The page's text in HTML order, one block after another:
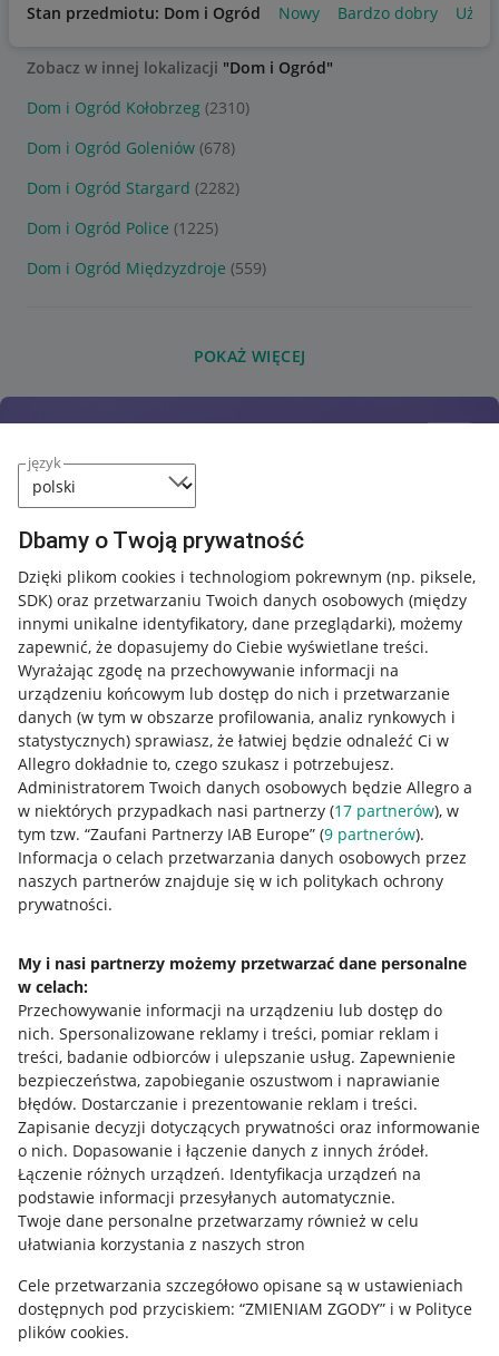
język
Dbamy o Twoją prywatność
Dzięki plikom cookies i technologiom pokrewnym (np. piksele,
SDK) oraz przetwarzaniu Twoich danych osobowych (między
innymi unikalne identyfikatory, dane przeglądarki), możemy
zapewnić, że dopasujemy do Ciebie wyświetlane treści.
Wyrażając zgodę na przechowywanie informacji na
urządzeniu końcowym lub dostęp do nich i przetwarzanie
danych (w tym w obszarze profilowania, analiz rynkowych i
statystycznych) sprawiasz, że łatwiej będzie odnaleźć Ci w
Allegro dokładnie to, czego szukasz i potrzebujesz.
Administratorem Twoich danych osobowych będzie Allegro a
w niektórych przypadkach nasi partnerzy (17 partnerów), w
tym tzw. “Zaufani Partnerzy IAB Europe” (9 partnerów).
Informacja o celach przetwarzania danych osobowych przez
naszych partnerów znajduje się w ich politykach ochrony
prywatności.
My i nasi partnerzy możemy przetwarzać dane personalne
w celach:
Przechowywanie informacji na urządzeniu lub dostęp do
nich. Spersonalizowane reklamy i treści, pomiar reklam i
treści, badanie odbiorców i ulepszanie usług. Zapewnienie
bezpieczeństwa, zapobieganie oszustwom i naprawianie
błędów. Dostarczanie i prezentowanie reklam i treści.
Zapisanie decyzji dotyczących prywatności oraz informowanie
o nich. Dopasowanie i łączenie danych z innych źródeł.
Łączenie różnych urządzeń. Identyfikacja urządzeń na
podstawie informacji przesyłanych automatycznie.
Twoje dane personalne przetwarzamy również w celu
ułatwiania korzystania z naszych stron
Cele przetwarzania szczegółowo opisane są w ustawieniach
dostępnych pod przyciskiem: “ZMIENIAM ZGODY” i w Polityce
plików cookies.
Stan przedmiotu: Dom i Ogród Nowy Bardzo dobry
Zobacz w innej lokalizacji "Dom i Ogród"
Dom i Ogród Kołobrzeg (2310)
Dom i Ogród Goleniów (678)
Dom i Ogród Stargard (2282)
Dom i Ogród Police (1225)
Dom i Ogród Międzyzdroje (559)
POKAŻ WIĘCEJ
Przydatne informacje
Jak to działa
Allegro Gadane dla sprzedających
Allegro Gadane dla kupujących
Mapa miejscowości
Informacje prawne
Regulamin
Polityka plików "cookies"
Ustawienia plików "cookies"
Udostępnianie lokalizacji
Informacje dla Aktu o Usługach Cyfrowych